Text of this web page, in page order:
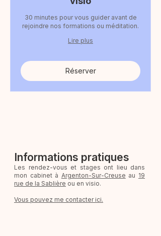
30 minutes pour vous guider avant de
rejoindre nos formations ou méditation.
Lire plus
Réserver
Informations pratiques
Les rendez-vous et stages ont lieu dans
mon cabinet à Argenton-Sur-Creuse au 19
rue de la Sablière ou en visio.
Vous pouvez me contacter ici.